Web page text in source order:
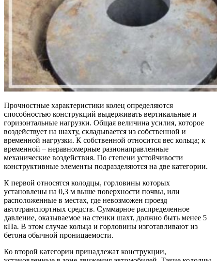
Прочностные характеристики колец определяются
способностью конструкций выдерживать вертикальные и
горизонтальные нагрузки. Общая величина усилия, которое
воздействует на шахту, складывается из собственной и
временной нагрузки. К собственной относится вес кольца; к
временной – неравномерные разнонаправленные
механические воздействия. По степени устойчивости
конструктивные элементы подразделяются на две категории.
К первой относятся колодцы, горловины которых
установлены на 0,3 м выше поверхности почвы, или
расположенные в местах, где невозможен проезд
автотранспортных средств. Суммарное распределенное
давление, оказываемое на стенки шахт, должно быть менее 5
кПа. В этом случае кольца и горловины изготавливают из
бетона обычной проницаемости.
Ко второй категории принадлежат конструкции,